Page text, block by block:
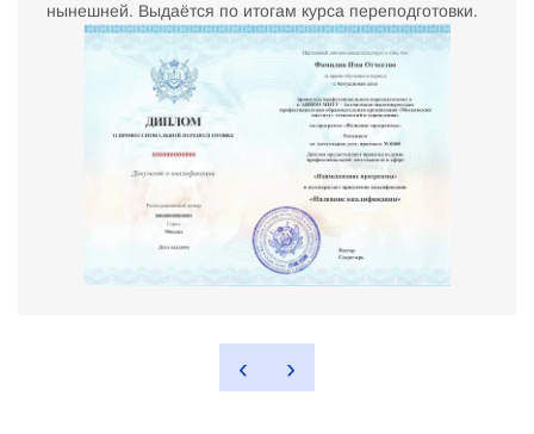
нынешней. Выдаётся по итогам курса переподготовки.
‹ ›